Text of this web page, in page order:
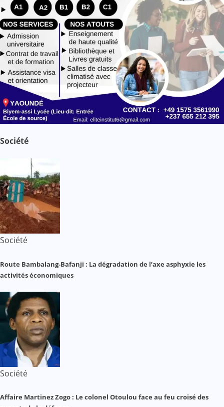
Société
Société
Route Bambalang-Bafanji : La dégradation de l’axe asphyxie les
activités économiques
Société
Affaire Martinez Zogo : Le colonel Otoulou face au feu croisé des